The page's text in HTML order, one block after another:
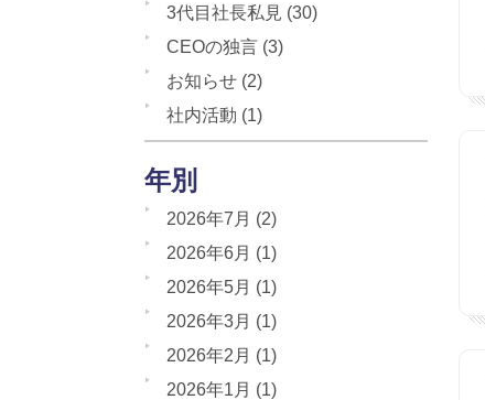
3代目社長私見 (30)
CEOの独言 (3)
お知らせ (2)
社内活動 (1)
年別
2026年7月 (2)
2026年6月 (1)
2026年5月 (1)
2026年3月 (1)
2026年2月 (1)
2026年1月 (1)